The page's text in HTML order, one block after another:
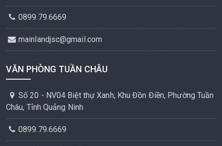
0899.79.6669
mainlandjsc@gmail.com
VĂN PHÒNG TUẦN CHÂU
Số 20 - NV04 Biệt thự Xanh, Khu Đồn Điền, Phường Tuần
Châu, Tỉnh Quảng Ninh
0899.79.6669